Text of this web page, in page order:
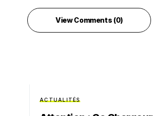
View Comments (0)
ACTUALITÉS